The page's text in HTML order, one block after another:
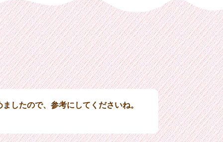
したので、参考にしてくださいね。